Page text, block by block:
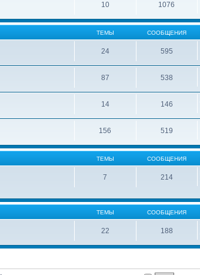
10 1076
ТЕМЫ СООБЩЕНИЯ
24 595
87 538
14 146
156 519
ТЕМЫ СООБЩЕНИЯ
7 214
ТЕМЫ СООБЩЕНИЯ
22 188